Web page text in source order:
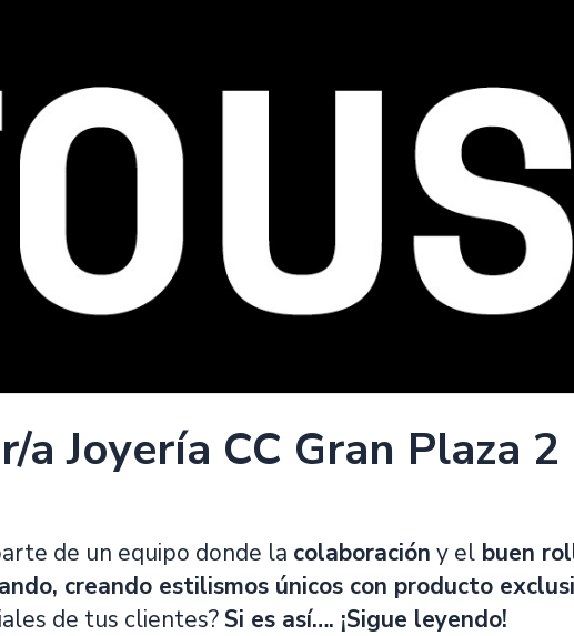
a Joyería CC Gran Plaza 2
de un equipo donde la colaboración y el buen
creando estilismos únicos con producto
de tus clientes?Si es así…. ¡Sigue leyendo!